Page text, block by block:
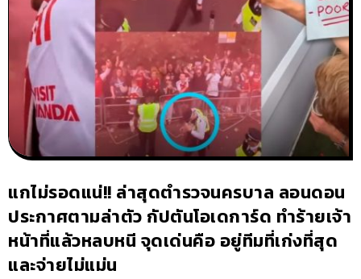
แกไม่รอดแน่!! ล่าสุดตำรวจนครบาล ลอนดอน
ประกาศตามล่าตัว กัปตันโอเดการ์ด ทำร้ายเจ้า
หน้าที่แล้วหลบหนี จุดเด่นคือ อยู่ทีมที่เก่งที่สุด
และจ่ายไม่แม่น